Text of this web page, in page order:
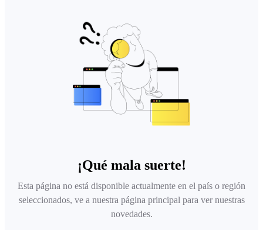
¡Qué mala suerte!
Esta página no está disponible actualmente en el país o región
seleccionados, ve a nuestra página principal para ver nuestras
novedades.